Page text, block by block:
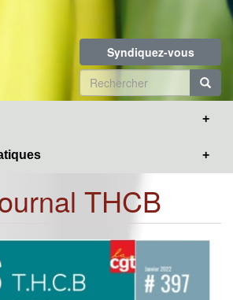
Syndiquez-vous
Formulaire
de
THCB